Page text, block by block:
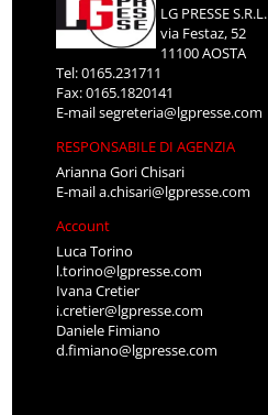
LG PRESSE S.R.L.
via Festaz, 52
11100 AOSTA
Tel: 0165.231711
Fax: 0165.1820141
E-mailsegreteria@lgpresse.com
RESPONSABILE DI AGENZIA
Arianna Gori Chisari
E-maila.chisari@lgpresse.com
Account
Luca Torino
l.torino@lgpresse.com
Ivana Cretier
i.cretier@lgpresse.com
Daniele Fimiano
d.fimiano@lgpresse.com